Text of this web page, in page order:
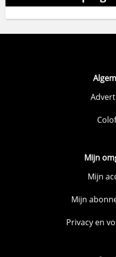
Mijn
Mijn
Mijn
Privacy en